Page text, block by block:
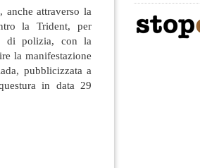
anche attraverso la
la Trident, per
di polizia, con la
la manifestazione
pubblicizzata a
in data 29